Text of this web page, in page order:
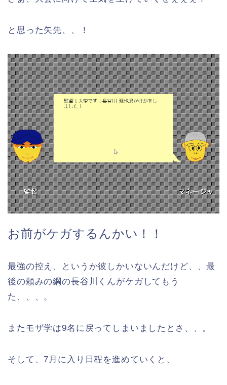
と思った矢先、、！
お前がケガするんかい！！
最強の控え、というか彼しかいないんだけど、、最
後の頼みの綱の長谷川くんがケガしてもう
た、、、。
またモザ学は9名に戻ってしまいましたとさ、、。
そして、7月に入り日程を進めていくと、